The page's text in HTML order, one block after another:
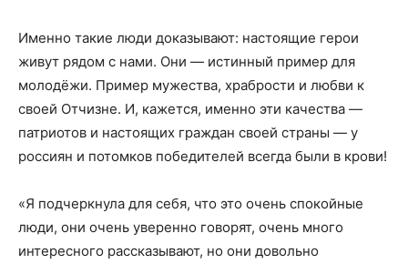
Именно такие люди доказывают: настоящие герои
живут рядом с нами. Они — истинный пример для
молодёжи. Пример мужества, храбрости и любви к
своей Отчизне. И, кажется, именно эти качества —
патриотов и настоящих граждан своей страны — у
россиян и потомков победителей всегда были в крови!
«Я подчеркнула для себя, что это очень спокойные
люди, они очень уверенно говорят, очень много
интересного рассказывают, но они довольно